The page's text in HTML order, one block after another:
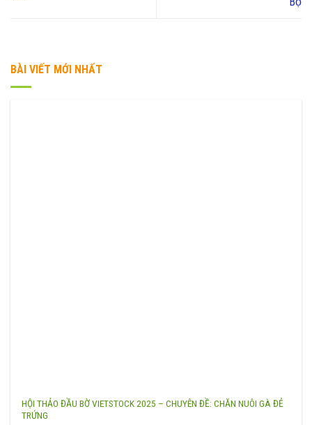
BÀI VIẾT MỚI NHẤT
HỘI THẢO ĐẦU BỜ VIETSTOCK 2025 – CHUYÊN ĐỀ: CHĂN NUÔI GÀ ĐẺ
TRỨNG